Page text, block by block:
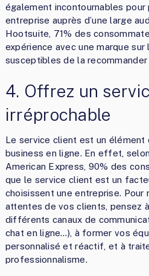
également incontournables pour
entreprise auprès d’une large
Hootsuite, 71% des
expérience avec une marque
susceptibles de la recommander
4. Offrez un
irréprochable
Le service client est un élément
business en ligne. En effet,
American Express, 90% des
que le service client est un
choisissent une entreprise. Pour
attentes de vos clients, pensez
différents canaux de
chat en ligne…), à former vos
personnalisé et réactif, et à
professionnalisme.